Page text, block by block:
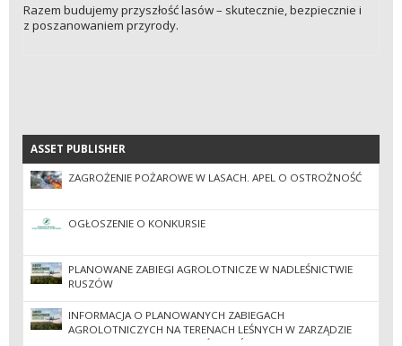
Razem budujemy przyszłość lasów – skutecznie, bezpiecznie i
z poszanowaniem przyrody.
ASSET PUBLISHER
ASSET PUBLISHER
ZAGROŻENIE POŻAROWE W LASACH. APEL O OSTROŻNOŚĆ
OGŁOSZENIE O KONKURSIE
PLANOWANE ZABIEGI AGROLOTNICZE W NADLEŚNICTWIE
RUSZÓW
INFORMACJA O PLANOWANYCH ZABIEGACH
AGROLOTNICZYCH NA TERENACH LEŚNYCH W ZARZĄDZIE